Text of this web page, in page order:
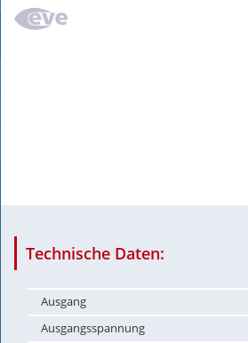
Technische Daten:
Ausgang
Ausgangsspannung